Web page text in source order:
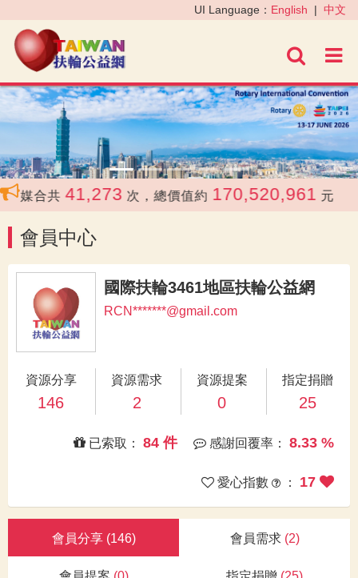
進階
UI Language： English | 中文
‹ ›
合共 41,273 次，總價值約 170,520,961 元
會員中心
國際扶輪3461地區扶輪公益網
RCN*******@gmail.com
資源分享
146
資源需求
2
資源提案
0
指定捐贈
25
感謝回覆率： 8.33 %
已索取： 84 件
愛心指數 ： 17
會員分享 (146) 會員需求 (2)